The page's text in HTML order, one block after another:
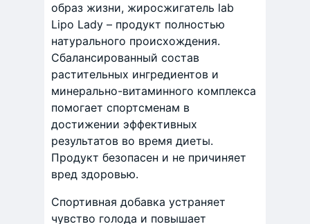
образ жизни, жиросжигатель lab
Lipo Lady – продукт полностью
натурального происхождения.
Сбалансированный состав
растительных ингредиентов и
минерально-витаминного комплекса
помогает спортсменам в
достижении эффективных
результатов во время диеты.
Продукт безопасен и не причиняет
вред здоровью.
Спортивная добавка устраняет
чувство голода и повышает